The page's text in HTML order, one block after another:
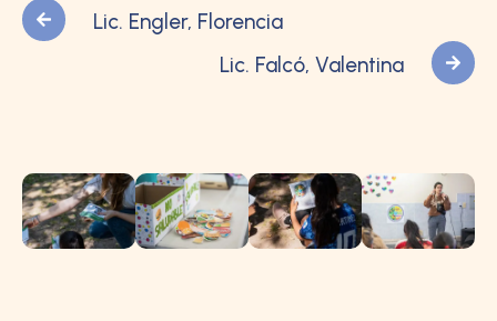
Lic. Engler, Florencia
Lic. Falcó, Valentina